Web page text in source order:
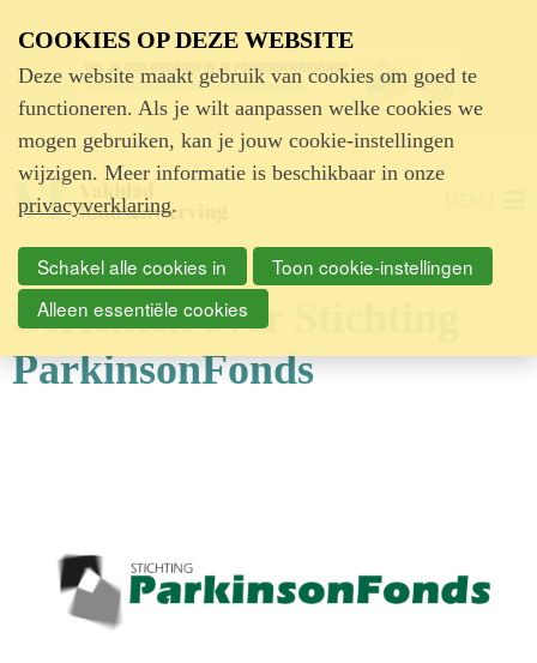
Advertentie
Berichten over Stichting
ParkinsonFonds
COOKIES OP DEZE WEBSITE
Deze website maakt gebruik van cookies om goed te
functioneren. Als je wilt aanpassen welke cookies we
mogen gebruiken, kan je jouw cookie-instellingen
wijzigen. Meer informatie is beschikbaar in onze
privacyverklaring.
Schakel alle cookies in
Toon cookie-instellingen
Alleen essentiële cookies